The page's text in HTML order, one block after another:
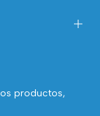
productos,